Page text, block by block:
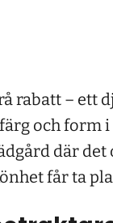
rabatt – ett
och form
där det
får ta